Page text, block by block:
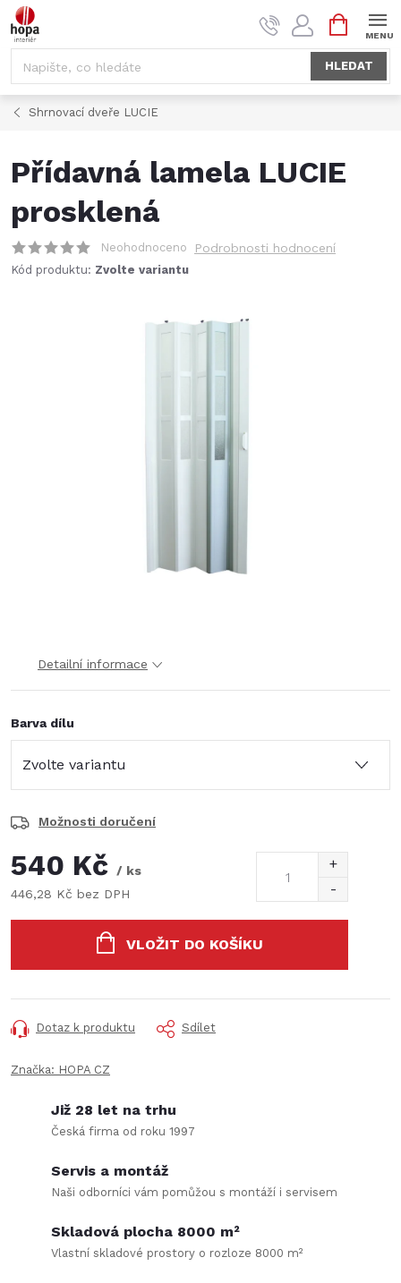
Přejít
na
HLEDAT
NÁKUPNÍ
KOŠÍK
Shrnovací dveře LUCIE
Přídavná lamela LUCIE
prosklená
Neohodnoceno Podrobnosti hodnocení
Kód produktu: Zvolte variantu
Detailní informace
Barva dílu
Možnosti doručení
540 Kč
/ ks
446,28 Kč bez DPH
VLOŽIT DO KOŠÍKU
Dotaz k produktu Sdílet
Značka: HOPA CZ
Již 28 let na trhu
Česká firma od roku 1997
Servis a montáž
Naši odborníci vám pomůžou s montáží i servisem
Skladová plocha 8000 m²
Vlastní skladové prostory o rozloze 8000 m²